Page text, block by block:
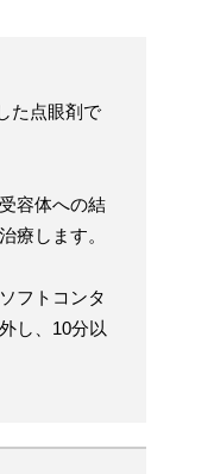
た点眼剤で
容体への結
療します。
フトコンタ
し、10分以